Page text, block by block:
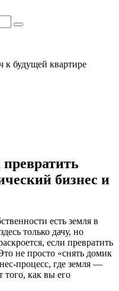
будущей квартире
бизнес и
есть земля в
только дачу, но
если превратить
не просто «снять домик
процесс, где земля —
того, как вы его